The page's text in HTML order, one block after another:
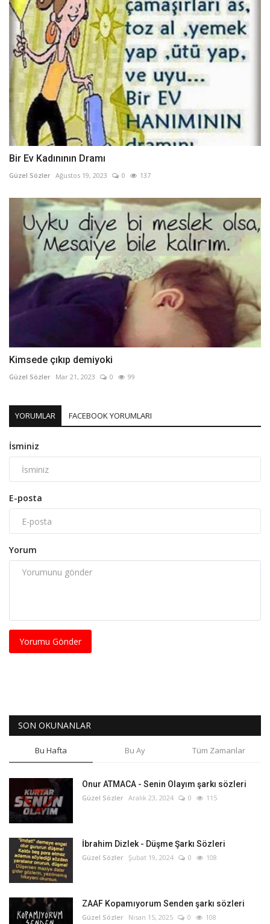
Bir Ev Kadınının Dramı
Güzel Sözler Ağustos 19, 2023 0 137
Kimsede çıkıp demiyoki
Güzel Sözler Mar 21, 2023 0 99
YORUMLAR FACEBOOK YORUMLARI
İsminiz
E-posta
Yorum
Yorumu Gönder
SON OKUNANLAR
Bu Hafta Bu Ay Tüm Zamanlar
Onur ATMACA - Senin Olayım şarkı sözleri
Güzel Sözler Aralık 23, 2024 0 115
İbrahim Dizlek - Düşme Şarkı Sözleri
Güzel Sözler Şubat 19, 2024 0 108
ZAAF Kopamıyorum Senden şarkı sözleri
Güzel Sözler Nisan 15, 2025 0 108